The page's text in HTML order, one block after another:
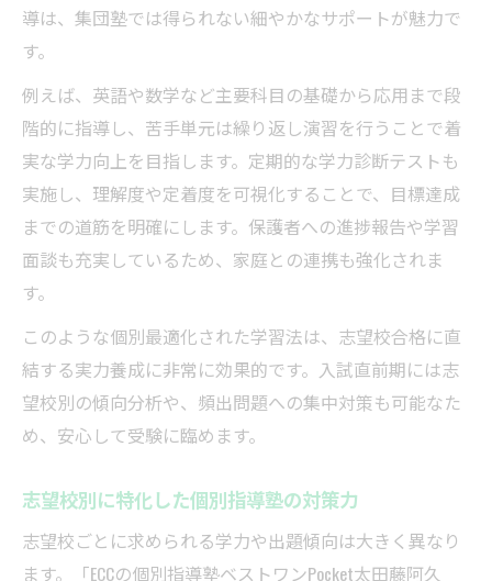
家計にやさしい個別指導塾選びの注意点
ート
個別指導なら志望校合格力をどう高める
個別指導塾で実践する志望校別対策の秘訣
過去問演習と個別指導塾の効果的な活用法
個別指導塾と英語対策で入試突破力を強化
個別指導塾が支える内申点アップの戦略
充実の指導が魅力の個別指導塾を徹底紹介
個別指導塾の柔軟カリキュラムで差がつく
理由
個別指導塾で得られる講師の手厚いフォロ
ー
部活動と両立できる個別指導塾の時間活用
導は、集団塾では得られない細やかなサポートが魅力で
す。
例えば、英語や数学など主要科目の基礎から応用まで段
階的に指導し、苦手単元は繰り返し演習を行うことで着
実な学力向上を目指します。定期的な学力診断テストも
実施し、理解度や定着度を可視化することで、目標達成
までの道筋を明確にします。保護者への進捗報告や学習
面談も充実しているため、家庭との連携も強化されま
す。
このような個別最適化された学習法は、志望校合格に直
結する実力養成に非常に効果的です。入試直前期には志
望校別の傾向分析や、頻出問題への集中対策も可能なた
め、安心して受験に臨めます。
志望校別に特化した個別指導塾の対策力
志望校ごとに求められる学力や出題傾向は大きく異なり
ます。「ECCの個別指導塾ベストワンPocket太田藤阿久